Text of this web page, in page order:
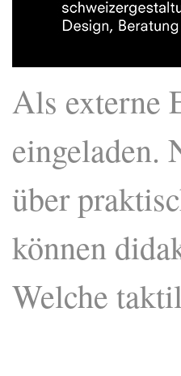
Als externe
eingeladen.
über
können
Welche